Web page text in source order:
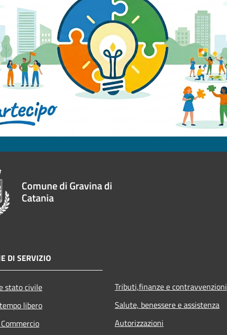
Comune di Gravina di
Catania
DI SERVIZIO
stato civile
libero
Tributi,finanze e contravvenzioni
Salute, benessere e assistenza
Autorizzazioni